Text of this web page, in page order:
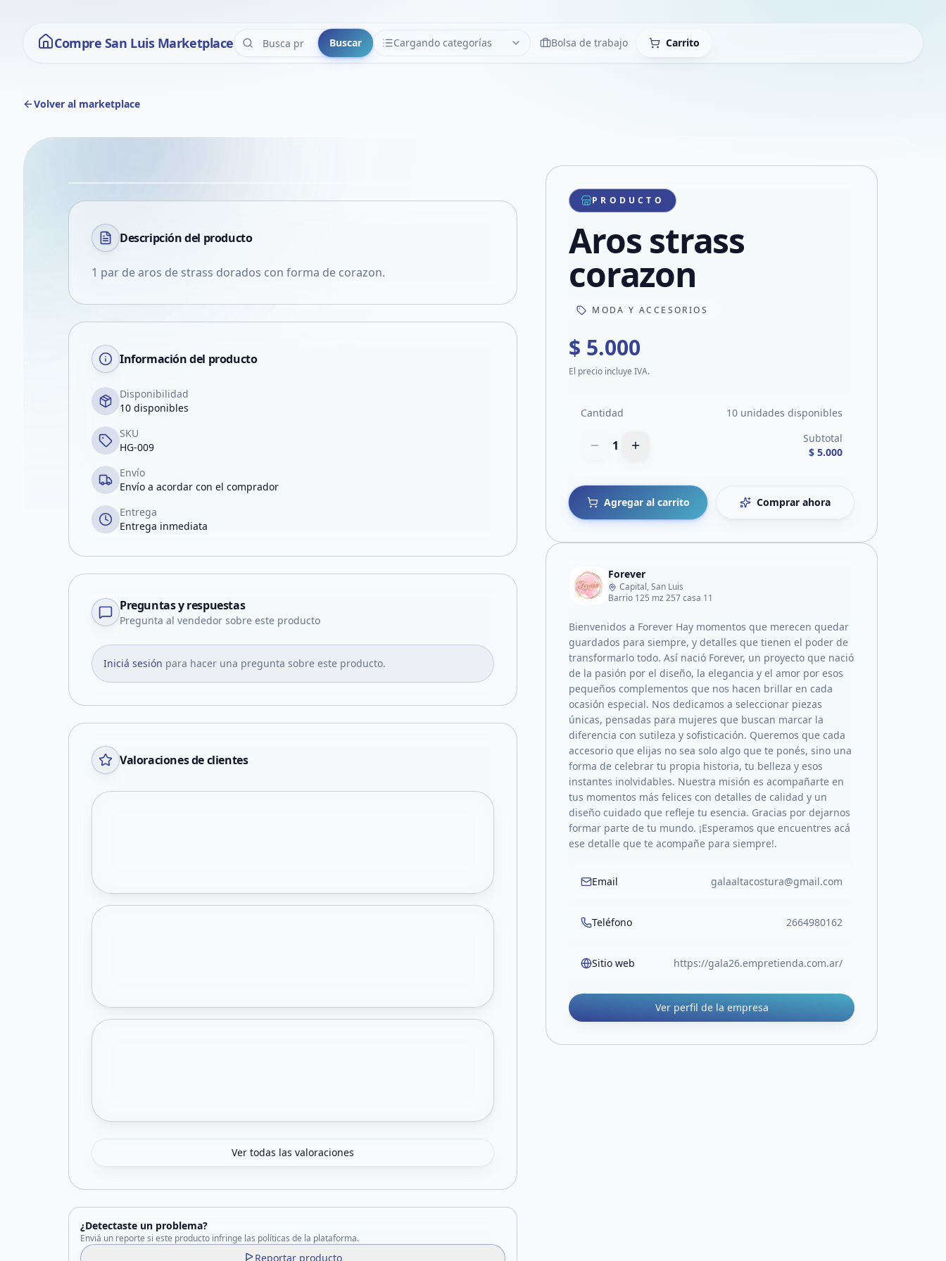
Compre San Luis Marketplace Buscar Cargando categorías
CATEGORÍAS LimpiarBolsa de trabajo Carrito
Volver al marketplace
VER EN PANTALLA COMPLETA
Compartir producto
Compartir por WhatsApp
Compartir por mail
Compartir en Facebook
Compartir en X
Descripción del producto
1 par de aros de strass dorados con forma de corazon.
Información del producto
Disponibilidad
10 disponibles
SKU
HG-009
Envío
Envío a acordar con el comprador
Entrega
Entrega inmediata
Preguntas y respuestas
Pregunta al vendedor sobre este producto
Iniciá sesión para hacer una pregunta sobre este producto.
Valoraciones de clientes
Ver todas las valoraciones
¿Detectaste un problema?
Enviá un reporte si este producto infringe las políticas de la plataforma.
Reportar producto
PRODUCTO
Aros strass
corazon
MODA Y ACCESORIOS
$ 5.000
El precio incluye IVA.
Cantidad 10 unidades disponibles
1
Subtotal
$ 5.000
Agregar al carrito Comprar ahora
Forever
Capital, San Luis
Barrio 125 mz 257 casa 11
Bienvenidos a Forever Hay momentos que merecen quedar
guardados para siempre, y detalles que tienen el poder de
transformarlo todo. Así nació Forever, un proyecto que nació
de la pasión por el diseño, la elegancia y el amor por esos
pequeños complementos que nos hacen brillar en cada
ocasión especial. Nos dedicamos a seleccionar piezas
únicas, pensadas para mujeres que buscan marcar la
diferencia con sutileza y sofisticación. Queremos que cada
accesorio que elijas no sea solo algo que te ponés, sino una
forma de celebrar tu propia historia, tu belleza y esos
instantes inolvidables. Nuestra misión es acompañarte en
tus momentos más felices con detalles de calidad y un
diseño cuidado que refleje tu esencia. Gracias por dejarnos
formar parte de tu mundo. ¡Esperamos que encuentres acá
ese detalle que te acompañe para siempre!.
Email galaaltacostura@gmail.com
Teléfono 2664980162
Sitio web https://gala26.empretienda.com.ar/
Ver perfil de la empresa